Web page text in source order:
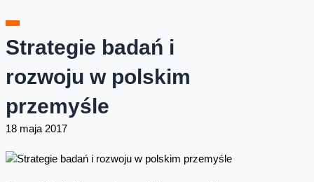
Strategie badań i
rozwoju w polskim
przemyśle
18 maja 2017